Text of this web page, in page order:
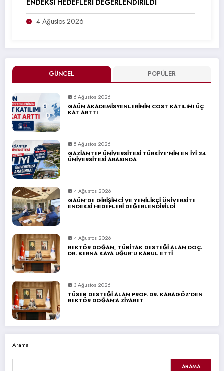
GÜNCEL POPÜLER
6 Ağustos 2026
GAÜN AKADEMİSYENLERİNİN COST KATILIMI ÜÇ
KAT ARTTI
5 Ağustos 2026
GAZİANTEP ÜNİVERSİTESİ TÜRKİYE’NİN EN İYİ 24
ÜNİVERSİTESİ ARASINDA
4 Ağustos 2026
GAÜN’DE GİRİŞİMCİ VE YENİLİKÇİ ÜNİVERSİTE
ENDEKSİ HEDEFLERİ DEĞERLENDİRİLDİ
4 Ağustos 2026
REKTÖR DOĞAN, TÜBİTAK DESTEĞİ ALAN DOÇ.
DR. BERNA KAYA UĞUR’U KABUL ETTİ
3 Ağustos 2026
TÜSEB DESTEĞİ ALAN PROF. DR. KARAGÖZ’DEN
REKTÖR DOĞAN’A ZİYARET
Arama
ARAMA
ENDEKSİ HEDEFLERİ DEĞERLENDİRİLDİ
4 Ağustos 2026